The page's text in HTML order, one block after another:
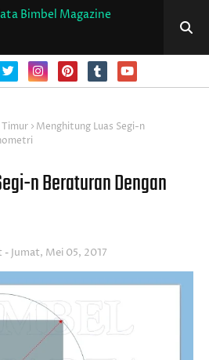
Menghitung Luas Segi-n
n Beraturan Dengan
Jumat, Mei 05, 2017